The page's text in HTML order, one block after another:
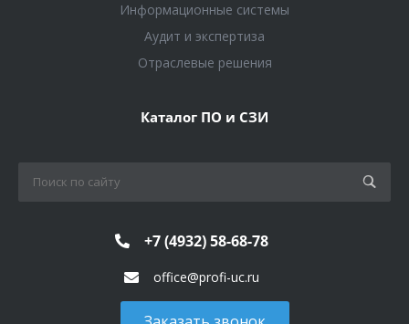
Информационные системы
Аудит и экспертиза
Отраслевые решения
Каталог ПО и СЗИ
+7 (4932) 58-68-78
office@profi-uc.ru